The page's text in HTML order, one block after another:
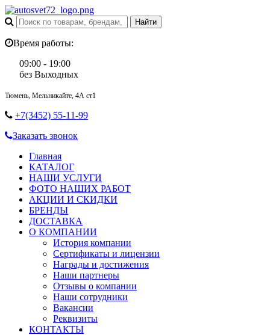
Время работы:
09:00 - 19:00
без Выходных
Тюмень, Мельникайте, 4А ст1
+7(3452) 55-11-99
Заказать звонок
Главная
КАТАЛОГ
НАШИ УСЛУГИ
ФОТО НАШИХ РАБОТ
АКЦИИ И СКИДКИ
БРЕНДЫ
ДОСТАВКА
О КОМПАНИИ
История компании
Сертификаты и лицензии
Награды и достижения
Наши партнеры
Отзывы о компании
Наши сотрудники
Вакансии
Реквизиты
КОНТАКТЫ